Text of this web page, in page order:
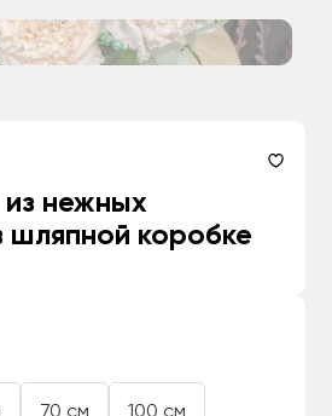
из нежных
шляпной коробке